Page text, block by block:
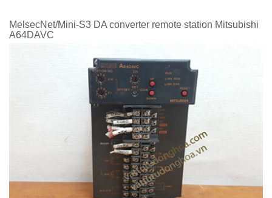
MelsecNet/Mini-S3 DA converter remote station Mitsubishi
A64DAVC